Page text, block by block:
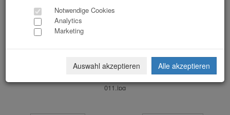
011.jpg
Notwendige Cookies
Analytics
Marketing
Auswahl akzeptieren Alle akzeptieren